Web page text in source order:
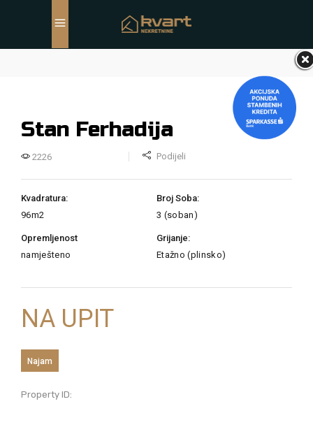
Stan Ferhadija
2226 Podijeli
Kvadratura:
96m2
Broj Soba:
3 (soban)
Opremljenost
namješteno
Grijanje:
Etažno (plinsko)
NA UPIT
Najam
Property ID: